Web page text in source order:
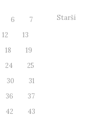
6
7
12
13
18
19
24
25
30
31
36
37
42
43
Starší